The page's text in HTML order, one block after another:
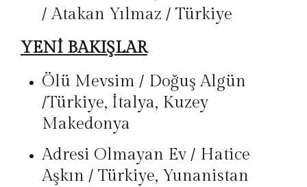
/ Atakan Yılmaz / Türkiye
YENİ BAKIŞLAR
Ölü Mevsim / Doğuş Algün
/Türkiye, İtalya, Kuzey
Makedonya
Adresi Olmayan Ev / Hatice
Aşkın / Türkiye, Yunanistan